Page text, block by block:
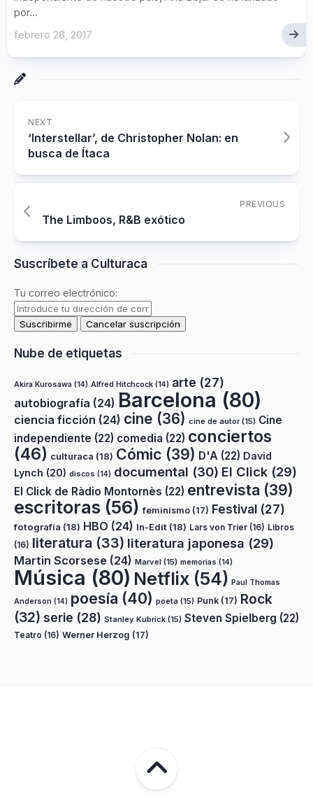
por...
febrero 28, 2017
NEXT
‘Interstellar’, de Christopher Nolan: en
busca de Ítaca
PREVIOUS
The Limboos, R&B exótico
Suscríbete a Culturaca
Tu correo electrónico:
Nube de etiquetas
Akira Kurosawa (14) Alfred Hitchcock (14) arte (27)
autobiografía (24) Barcelona (80)
ciencia ficción (24) cine (36) cine de autor(15) Cine
independiente (22) comedia (22) conciertos
(46) culturaca (18) Cómic (39) D'A (22) David
Lynch (20) discos (14) documental (30) El Click (29)
El Click de Ràdio Montornès (22) entrevista (39)
escritoras (56) feminismo (17) Festival (27)
fotografía (18) HBO (24) In-Edit (18) Lars von Trier (16) Libros
(16) literatura (33) literatura japonesa (29)
Martin Scorsese (24) Marvel (15) memorias (14)
Música (80) Netflix (54) Paul Thomas
Anderson (14) poesía (40) poeta (15) Punk (17) Rock
(32) serie (28) Stanley Kubrick (15) Steven Spielberg (22)
Teatro (16) Werner Herzog (17)